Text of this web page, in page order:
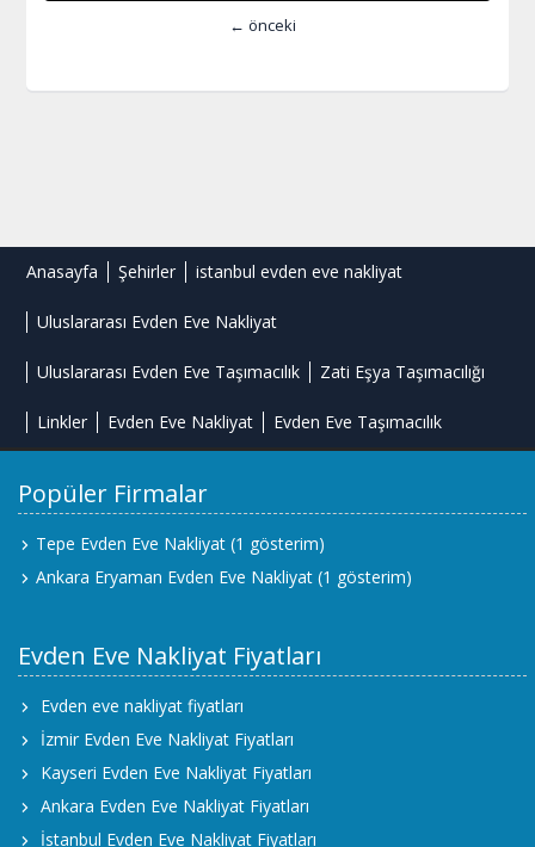
← önceki
Anasayfa Şehirler istanbul evden eve nakliyat
Uluslararası Evden Eve Nakliyat
Uluslararası Evden Eve Taşımacılık Zati Eşya Taşımacılığı
Linkler Evden Eve Nakliyat Evden Eve Taşımacılık
Popüler Firmalar
Tepe Evden Eve Nakliyat (1 gösterim)
Ankara Eryaman Evden Eve Nakliyat (1 gösterim)
Evden Eve Nakliyat Fiyatları
Evden eve nakliyat fiyatları
İzmir Evden Eve Nakliyat Fiyatları
Kayseri Evden Eve Nakliyat Fiyatları
Ankara Evden Eve Nakliyat Fiyatları
İstanbul Evden Eve Nakliyat Fiyatları